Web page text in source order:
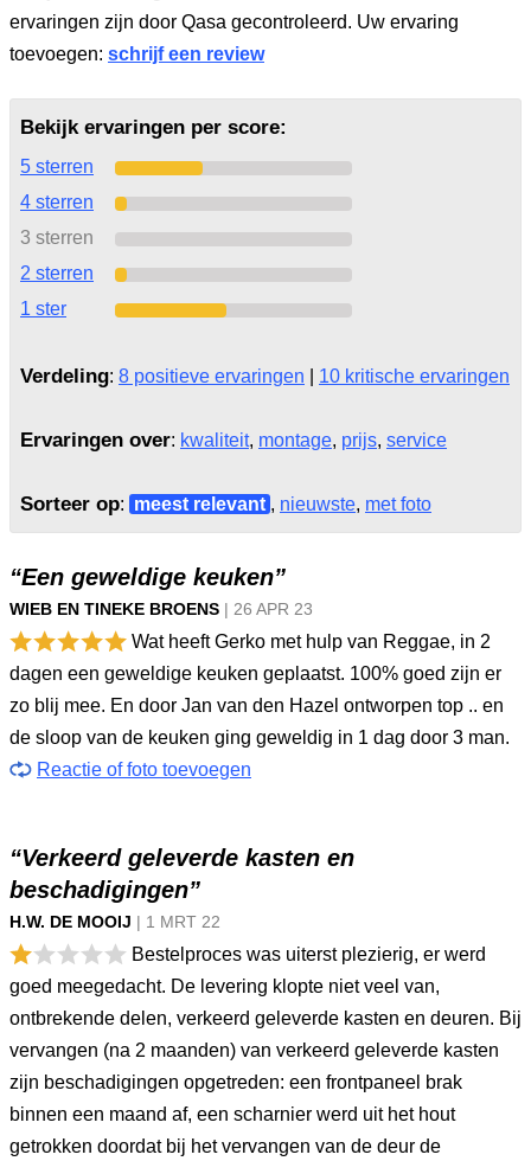
ervaringen zijn door Qasa gecontroleerd. Uw ervaring
toevoegen: schrijf een review
Bekijk ervaringen per score:
5 sterren
4 sterren
3 sterren
2 sterren
1 ster
Verdeling: 8 positieve ervaringen 10 kritische ervaringen
Ervaringen over: kwaliteit, montage, prijs, service
Sorteer op: meest relevant , nieuwste, met foto
“Een geweldige keuken”
WIEB EN TINEKE BROENS | 26 APR 23
Wat heeft Gerko met hulp van Reggae, in 2
dagen een geweldige keuken geplaatst. 100% goed zijn er
zo blij mee. En door Jan van den Hazel ontworpen top .. en
de sloop van de keuken ging geweldig in 1 dag door 3 man.
Reactie of foto toevoegen
“Verkeerd geleverde kasten en
beschadigingen”
H.W. DE MOOIJ | 1 MRT 22
Bestelproces was uiterst plezierig, er werd
goed meegedacht. De levering klopte niet veel van,
ontbrekende delen, verkeerd geleverde kasten en deuren. Bij
vervangen (na 2 maanden) van verkeerd geleverde kasten
zijn beschadigingen opgetreden: een frontpaneel brak
binnen een maand af, een scharnier werd uit het hout
getrokken doordat bij het vervangen van de deur de